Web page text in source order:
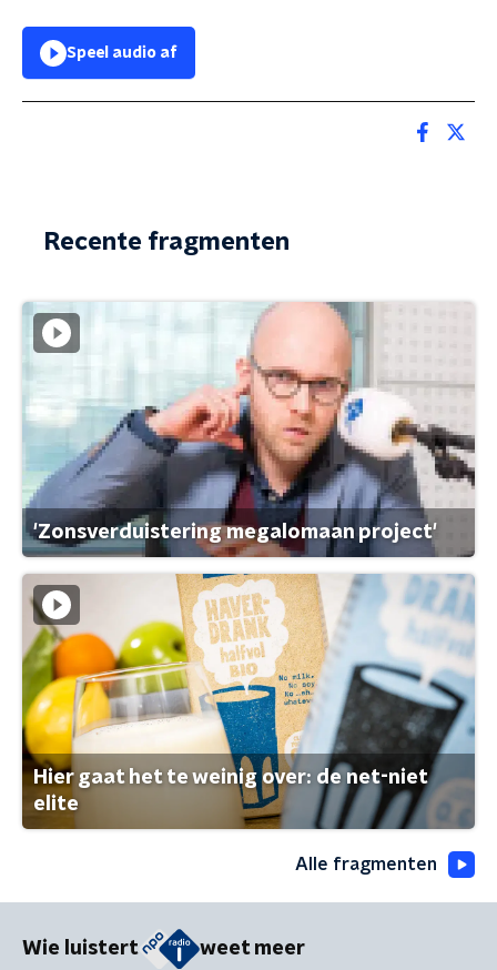
Speel audio af
Recente fragmenten
'Zonsverduistering megalomaan project'
Hier gaat het te weinig over: de net-niet
elite
Alle fragmenten
Wie luistert weet meer